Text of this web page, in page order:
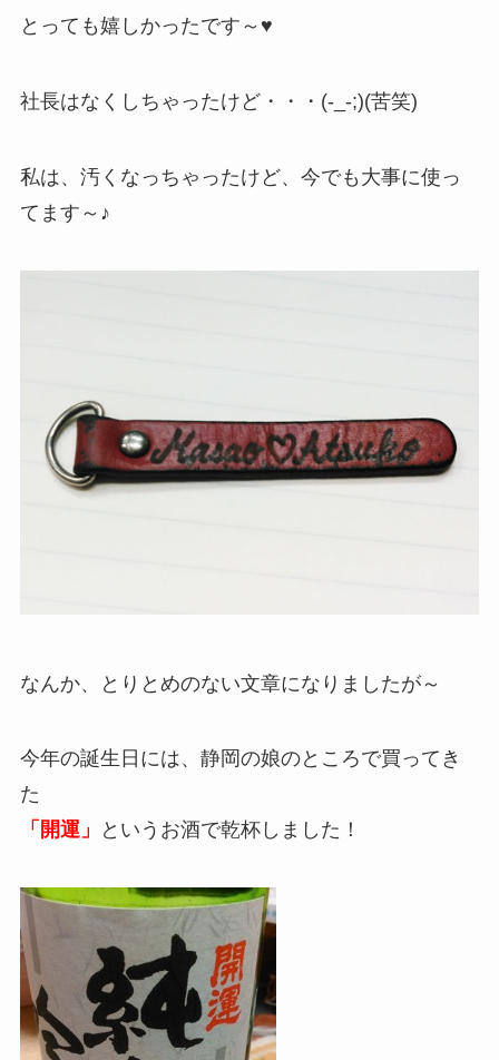
とっても嬉しかったです～♥
社長はなくしちゃったけど・・・(-_-;)(苦笑)
私は、汚くなっちゃったけど、今でも大事に使っ
てます～♪
なんか、とりとめのない文章になりましたが～
今年の誕生日には、静岡の娘のところで買ってき
た
「開運」
というお酒で乾杯しました！